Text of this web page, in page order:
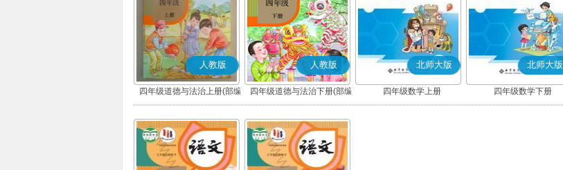
人教版
四年级道德与法治上册(部编
版)
人教版
四年级道德与法治下册(部编
版)
北师大版
四年级数学上册
北师大版
四年级数学下册